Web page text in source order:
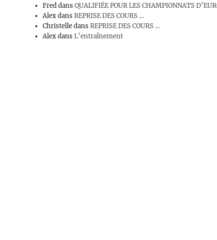
FreddansQUALIFIÉE POUR LES CHAMPIONNATS
AlexdansREPRISE DES COURS …
ChristelledansREPRISE DES COURS …
AlexdansL’entraînement